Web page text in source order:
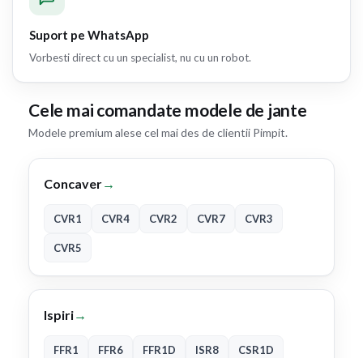
Suport pe WhatsApp
Vorbesti direct cu un specialist, nu cu un robot.
Cele mai comandate modele de jante
Modele premium alese cel mai des de clientii Pimpit.
Concaver→
CVR1 CVR4 CVR2 CVR7 CVR3
CVR5
Ispiri→
FFR1 FFR6 FFR1D ISR8 CSR1D